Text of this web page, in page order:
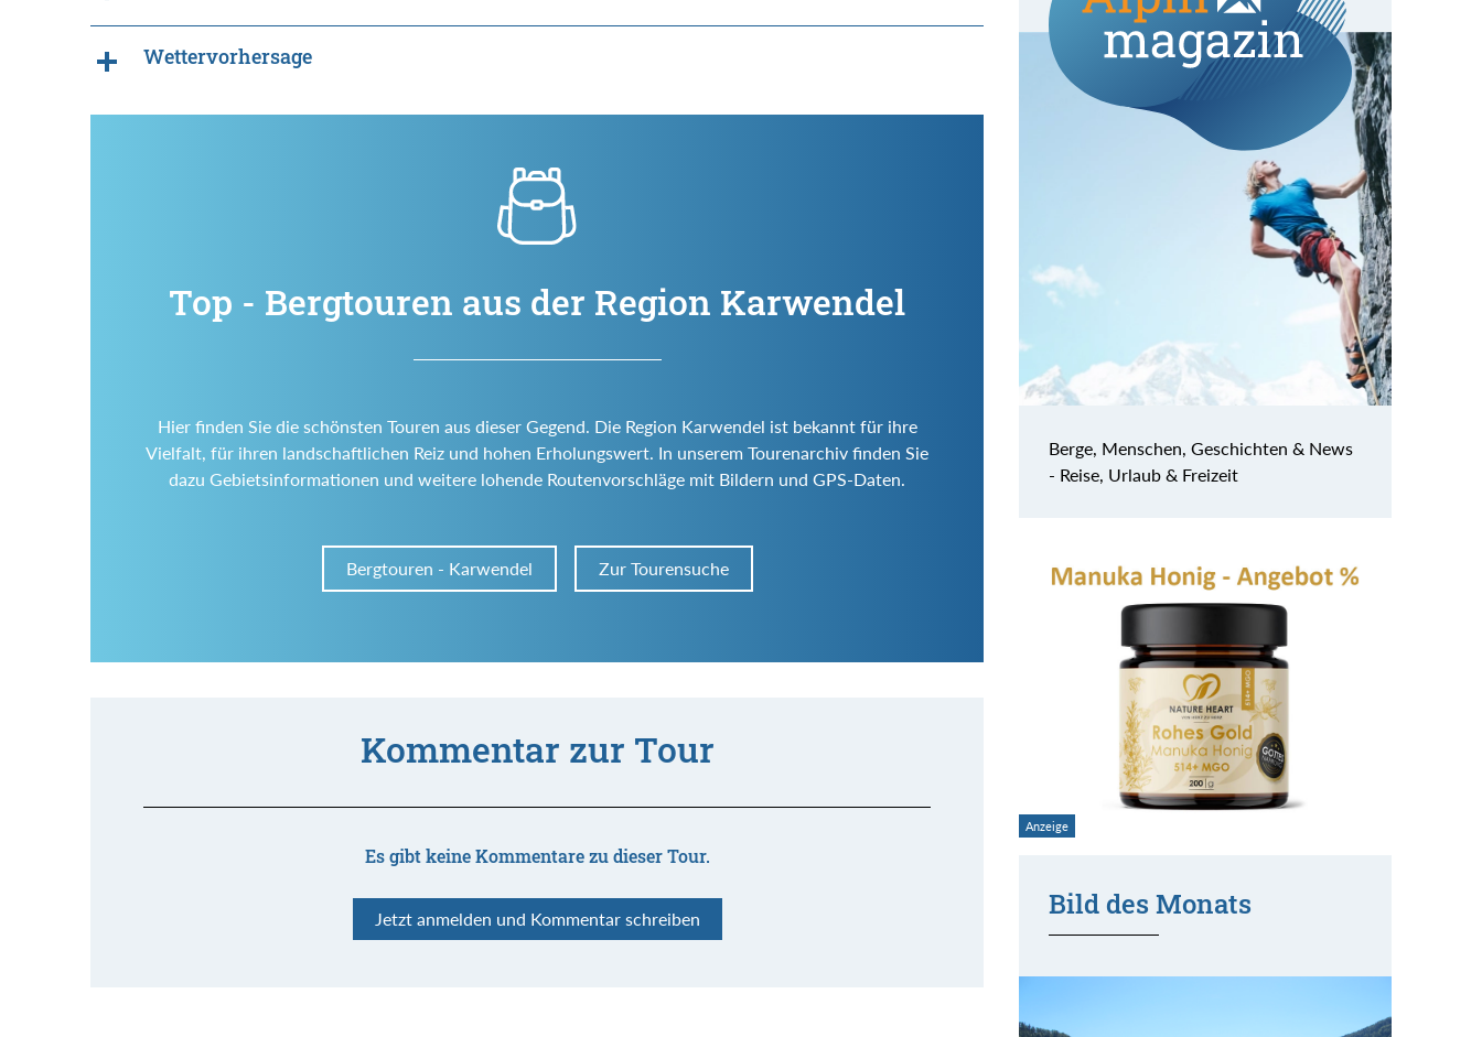
Wettervorhersage
Top - Bergtouren aus der Region Karwendel
Hier finden Sie die schönsten Touren aus dieser Gegend. Die Region Karwendel ist bekannt für ihre
Vielfalt, für ihren landschaftlichen Reiz und hohen Erholungswert. In unserem Tourenarchiv finden Sie
dazu Gebietsinformationen und weitere lohende Routenvorschläge mit Bildern und GPS-Daten.
Bergtouren - Karwendel Zur Tourensuche
Kommentar zur Tour
Es gibt keine Kommentare zu dieser Tour.
Jetzt anmelden und Kommentar schreiben
Berge, Menschen, Geschichten & News
- Reise, Urlaub & Freizeit
Bild des Monats